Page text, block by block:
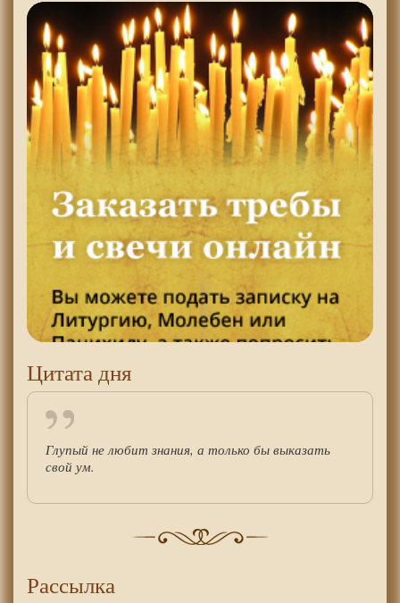
Цитата дня
Глупый не любит знания, а только бы выказать
свой ум.
Рассылка